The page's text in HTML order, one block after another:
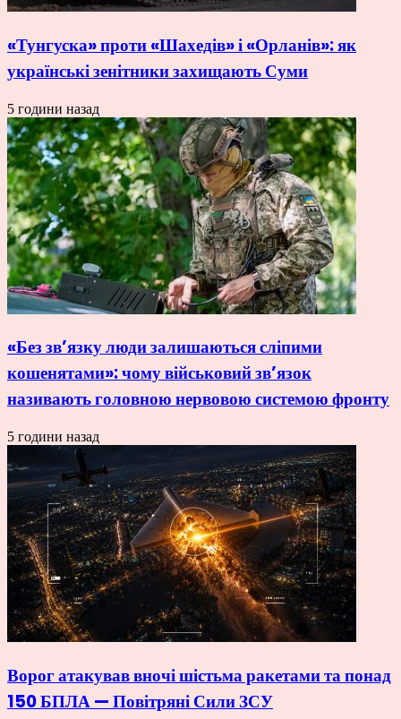
«Тунгуска» проти «Шахедів» і «Орланів»: як
українські зенітники захищають Суми
5 години назад
«Без зв’язку люди залишаються сліпими
кошенятами»: чому військовий зв’язок
називають головною нервовою системою фронту
5 години назад
Ворог атакував вночі шістьма ракетами та понад
150 БПЛА — Повітряні Сили ЗСУ